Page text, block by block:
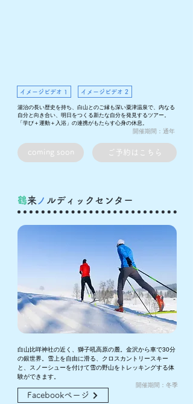
​鶴来 ノ ルディックセンター
白山比咩神社の近く、獅子吼高原の麓。金沢から車で30分
の銀世界。雪上を自由に滑る、クロスカントリースキー
と、スノーシューを付けて雪の野山をトレッキングする体
験ができます。
​開催期間：冬季
Facebookページ
湯治の長い歴史を持ち、白山とのご縁も深い粟津温泉で、内なる
自分と向き合い、明日をつくる新たな自分を発見するツアー。
「学び＋運動＋入浴」の連携がもたらす心身の休息。
​開催期間：通年
coming soon
イメージビデオ 1 イメージビデオ 2
ご予約はこちら